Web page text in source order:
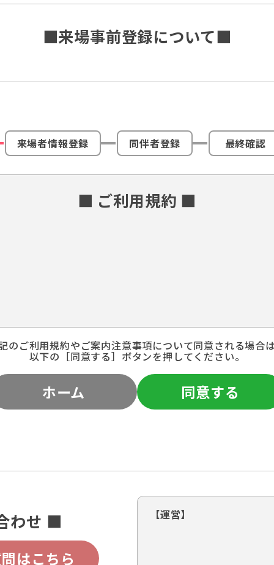
■来場事前登録について■
来場者情報登録 同伴者登録 最終確認
■ ご利用規約 ■
のご利用規約やご案内注意事項について同意される場合
以下の［同意する］ボタンを押してください。
ホーム 同意する
わせ ■
はこちら
【運営】